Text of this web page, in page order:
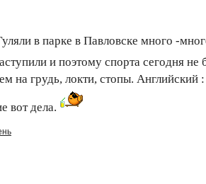
в парке в Павловске много -
и поэтому спорта сегодня
на грудь, локти, стопы.
вот дела.